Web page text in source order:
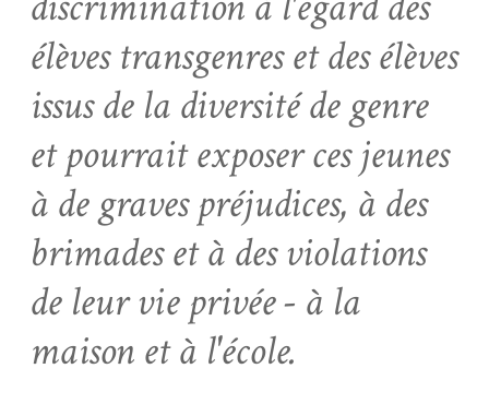
élèves transgenres et des élèves
issus de la diversité de genre
et pourrait exposer ces jeunes
à de graves préjudices, à des
brimades et à des violations
de leur vie privée - à la
maison et à l'école.